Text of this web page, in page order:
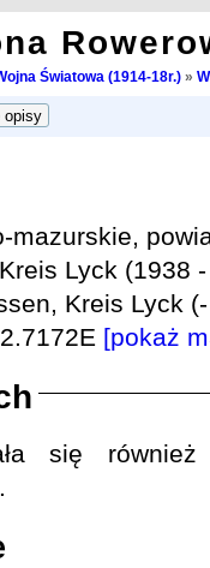
Światowa (1914-18r.)»
Lyck (1938
Kreis Lyck
[pokaż
się również